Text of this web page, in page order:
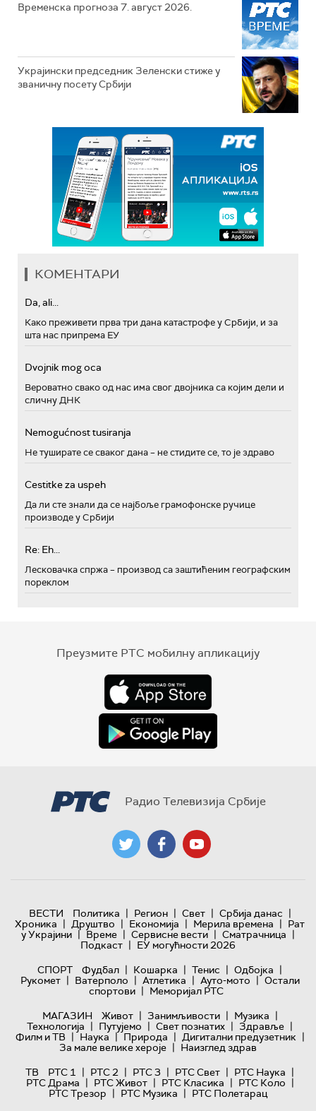
Временска прогноза 7. август 2026.
Украјински председник Зеленски стиже у
званичну посету Србији
КОМЕНТАРИ
Da, ali...
Како преживети прва три дана катастрофе у Србији, и за
шта нас припрема ЕУ
Dvojnik mog oca
Вероватно свако од нас има свог двојника са којим дели и
сличну ДНК
Nemogućnost tusiranja
Не туширате се сваког дана – не стидите се, то је здраво
Cestitke za uspeh
Да ли сте знали да се најбоље грамофонске ручице
производе у Србији
Re: Eh...
Лесковачка спржа – производ са заштићеним географским
пореклом
Преузмите РТС мобилну апликацију
Радио Телевизија Србије
ВЕСТИ Политика | Регион | Свет | Србија данас |
Хроника | Друштво | Економија | Мерила времена | Рат
у Украјини | Време | Сервисне вести | Сматрачница |
Подкаст | ЕУ могућности 2026
СПОРТ
Фудбал | Кошарка | Тенис | Одбојка |
Рукомет | Ватерполо | Атлетика | Ауто-мото | Остали
спортови | Меморијал РТС
МАГАЗИН
Живот | Занимљивости | Музика |
Технологијa | Путујемо | Свет познатих | Здравље |
Филм и ТВ | Наука | Природа | Дигитални предузетник |
За мале велике хероје | Наизглед здрав
ТВ
РТС 1 | РТС 2 | РТС 3 | РТС Свет | РТС Наука |
РТС Драма | РТС Живот | РТС Класика | РТС Коло |
РТС Трезор | РТС Музика | РТС Полетарац